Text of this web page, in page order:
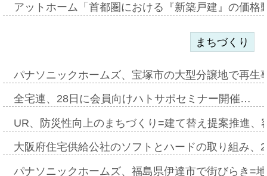
アットホーム「首都圏における『新築戸建』の価
まちづくり
パナソニックホームズ、宝塚市の大型分譲地で再
全宅連、28日に会員向けハトサポセミナー開催…
UR、防災性向上のまちづくり=建て替え提案推進
大阪府住宅供給公社のソフトとハードの取り組み
パナソニックホームズ、福島県伊達市で街びらき=